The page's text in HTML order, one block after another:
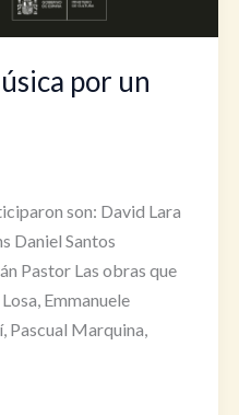
por un
son: David Lara
Daniel Santos
Pastor Las obras que
Emmanuele
Pascual Marquina,